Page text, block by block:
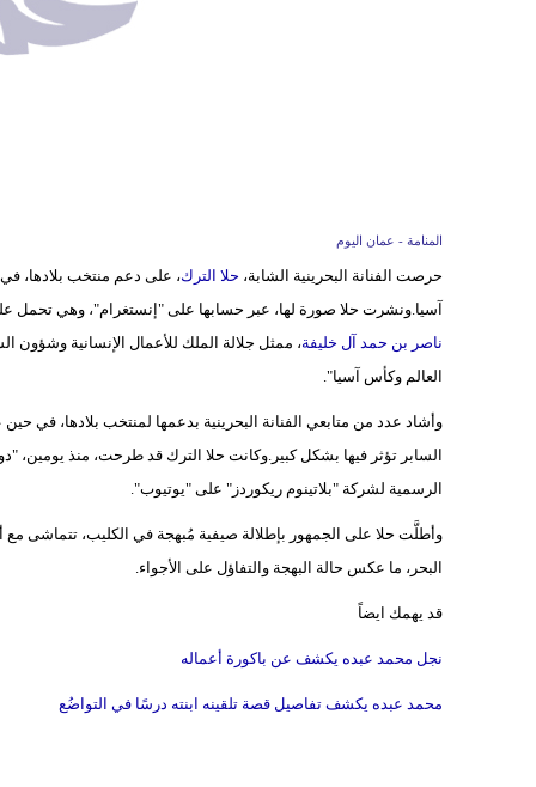
المنامة - عمان اليوم
حرصت الفنانة البحرينية الشابة، حلا الترك، على دعم منتخب بلادها،
آسيا.ونشرت حلا صورة لها، عبر حسابها على "إنستغرام"، وهي تحمل
ناصر بن حمد آل خليفة، ممثل جلالة الملك للأعمال الإنسانية
العالم وكأس آسيا".
وأشاد عدد من متابعي الفنانة البحرينية بدعمها لمنتخب بلادها، في
السابر تؤثر فيها بشكل كبير.وكانت حلا الترك قد طرحت، منذ يومين،
الرسمية لشركة "بلاتينوم ريكوردز" على "يوتيوب".
وأطلَّت حلا على الجمهور بإطلالة صيفية مُبهجة في الكليب، تتماشى
البحر، ما عكس حالة البهجة والتفاؤل على الأجواء.
قد يهمك ايضاً
نجل محمد عبده يكشف عن باكورة أعماله
محمد عبده يكشف تفاصيل قصة تلقينه ابنته درسًا في التواضُع